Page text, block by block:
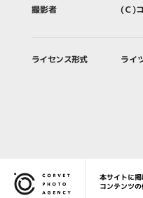
撮影者
(Ｃ)
ライセンス形式 ライ
Corvet Photo
本サイトに
コンテンツ